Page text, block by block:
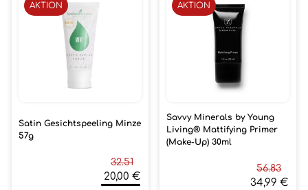
Satin Gesichtspeeling Minze
57g
32.51
20,00 €
AKTION
Savvy Minerals by Young
Living® Mattifying Primer
(Make-Up) 30ml
56.83
34,99 €
AKTION